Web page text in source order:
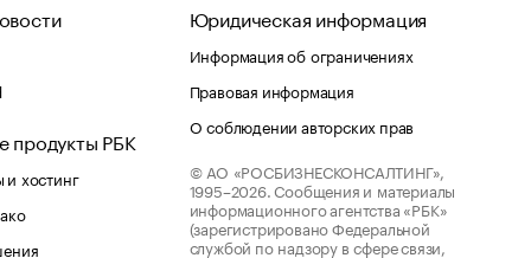
продукты РБК
хостинг
Юридическая информация
Информация об ограничениях
Правовая информация
О соблюдении авторских прав
© АО «РОСБИЗНЕСКОНСАЛТИНГ»,
1995–2026. Сообщения и материалы
информационного агентства «РБК»
(зарегистрировано Федеральной
службой по надзору в сфере связи,